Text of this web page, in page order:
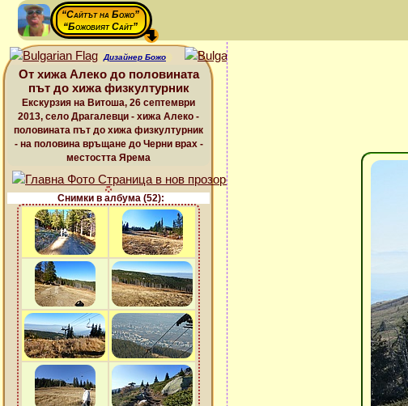
“Сайтът на Божо”
“Божовият Сайт”
Дизайнер Божо
От хижа Алеко до половината
път до хижа физкултурник
Екскурзия на Витоша, 26 септември
2013, село Драгалевци - хижа Алеко -
половината път до хижа физкултурник
- на половина връщане до Черни врах -
местостта Ярема
Снимки в албума (52):